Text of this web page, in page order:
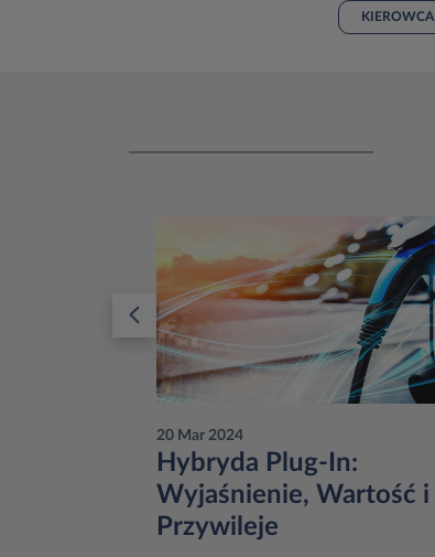
KIEROWCA
20 Mar 2024
Hybryda Plug-In:
Wyjaśnienie, Wartość i
Przywileje